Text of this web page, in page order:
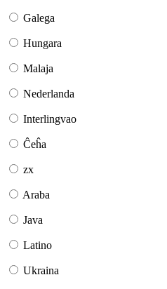
Galega
Hungara
Malaja
Nederlanda
Interlingvao
Ĉeĥa
zx
Araba
Java
Latino
Ukraina